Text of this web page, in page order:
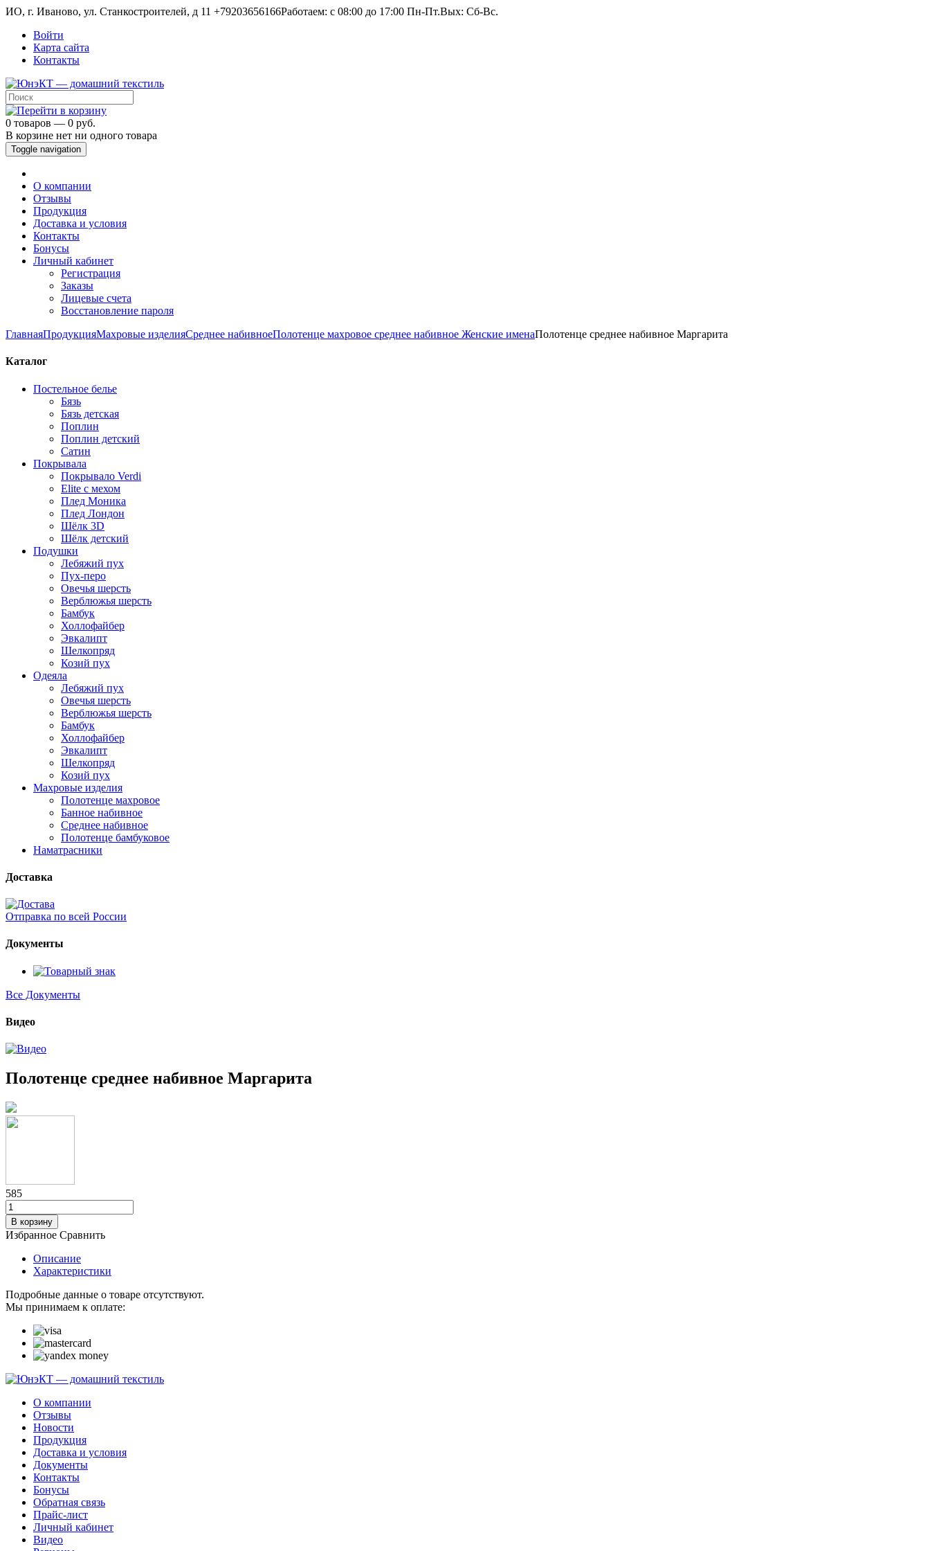
ИО, г. Иваново, ул. Станкостроителей, д 11 +79203656166Работаем: c 08:00 до 17:00 Пн-Пт.Вых: Сб-Вс.
Войти
Карта сайта
Контакты
0 товаров — 0 руб.
В корзине нет ни одного товара
Toggle navigation
О компании
Отзывы
Продукция
Доставка и условия
Контакты
Бонусы
Личный кабинет
Регистрация
Заказы
Лицевые счета
Восстановление пароля
ГлавнаяПродукцияМахровые изделияСреднее набивноеПолотенце махровое среднее набивное Женские именаПолотенце среднее набивное Маргарита
Каталог
Постельное белье
Бязь
Бязь детская
Поплин
Поплин детский
Сатин
Покрывала
Покрывало Verdi
Elite с мехом
Плед Моника
Плед Лондон
Шёлк 3D
Шёлк детский
Подушки
Лебяжий пух
Пух-перо
Овечья шерсть
Верблюжья шерсть
Бамбук
Холлофайбер
Эвкалипт
Шелкопряд
Козий пух
Одеяла
Лебяжий пух
Овечья шерсть
Верблюжья шерсть
Бамбук
Холлофайбер
Эвкалипт
Шелкопряд
Козий пух
Махровые изделия
Полотенце махровое
Банное набивное
Среднее набивное
Полотенце бамбуковое
Наматрасники
Доставка
Отправка по всей России
Документы
Все Документы
Видео
Полотенце среднее набивное Маргарита
585
В корзину
Избранное Сравнить
Описание
Характеристики
Подробные данные о товаре отсутствуют.
Мы принимаем к оплате:
О компании
Отзывы
Новости
Продукция
Доставка и условия
Документы
Контакты
Бонусы
Обратная связь
Прайс-лист
Личный кабинет
Видео